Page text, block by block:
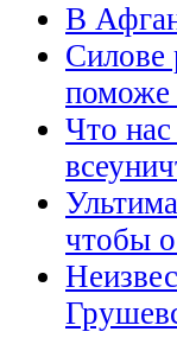
В
Силове
поможе
Что
чтобы